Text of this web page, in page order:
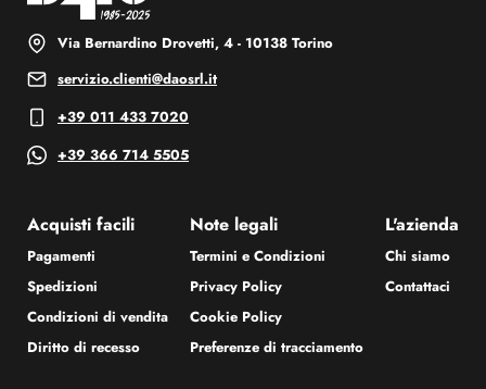
Via Bernardino Drovetti, 4 - 10138 Torino
servizio.clienti@daosrl.it
+39 011 433 7020
+39 366 714 5505
Acquisti facili
Pagamenti
Spedizioni
Condizioni di vendita
Diritto di recesso
Note legali
Termini e Condizioni
Privacy Policy
Cookie Policy
Preferenze di tracciamento
L'azienda
Chi siamo
Contattaci